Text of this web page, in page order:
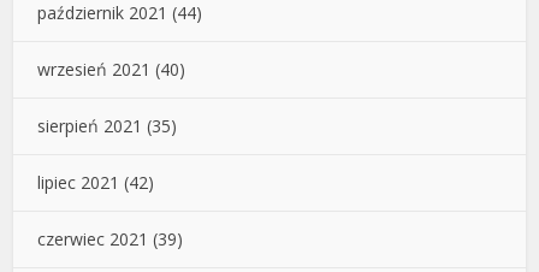
październik 2021 (44)
wrzesień 2021 (40)
sierpień 2021 (35)
lipiec 2021 (42)
czerwiec 2021 (39)